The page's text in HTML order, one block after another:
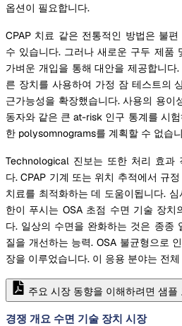
옵션이 필요합니다.
CPAP 치료 같은 전통적인 방법은 불
수 있습니다. 그러나 새로운 구두 제품
가벼운 개입을 통해 대안을 제공합니
른 장치를 사용하여 가정 잠 테스트의
근가능성을 확장했습니다. 사용의 용이
동자와 같은 큰 at-risk 인구 통계를 시
한 polysomnograms를 계획할 수 없습
Technological 진보는 또한 처리 효과
다. CPAP 기계 또는 위치 추적에서 규
치료를 최적화하는 데 도움이됩니다.
한이 푸시는 OSA 초점 수면 기술 장치
다. 일상의 수면을 완화하는 것은 종종
질을 개선하는 능력. OSA 불균형으로
장을 이루었습니다. 이 응용 분야는 전
주요 시장 동향을 이해하려면 샘플
경쟁 개요 수면 기술 장치 시장